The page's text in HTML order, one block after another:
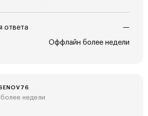
ответа —
Оффлайн более недели
недели